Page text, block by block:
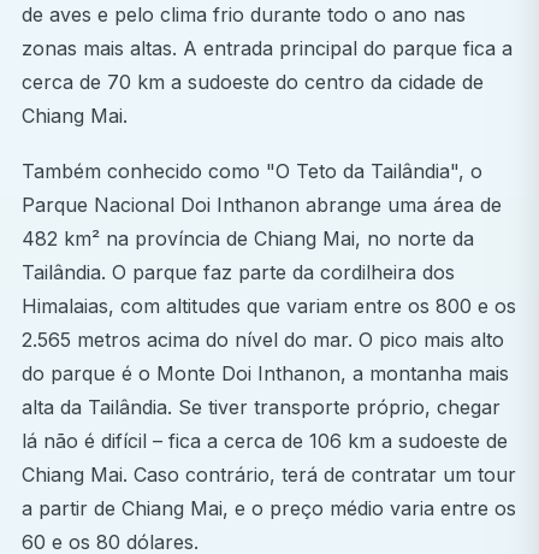
Exploração de fim de semana
visite santuários de elefantes ou viaje até às ilhas
tropicais da Tailândia para um descanso relaxante.
Benefícios de carreira
Enriqueça o seu currículo com uma experiência de
observação internacional que o destaque na hora
de se candidatar a cursos de pós-graduação ou a
vagas na área médica.
de aves e pelo clima frio durante todo o ano nas
zonas mais altas. A entrada principal do parque fica a
cerca de 70 km a sudoeste do centro da cidade de
Chiang Mai.
Também conhecido como "O Teto da Tailândia", o
Parque Nacional Doi Inthanon abrange uma área de
482 km² na província de Chiang Mai, no norte da
Tailândia. O parque faz parte da cordilheira dos
Himalaias, com altitudes que variam entre os 800 e os
2.565 metros acima do nível do mar. O pico mais alto
do parque é o Monte Doi Inthanon, a montanha mais
alta da Tailândia. Se tiver transporte próprio, chegar
lá não é difícil – fica a cerca de 106 km a sudoeste de
Chiang Mai. Caso contrário, terá de contratar um tour
a partir de Chiang Mai, e o preço médio varia entre os
60 e os 80 dólares.